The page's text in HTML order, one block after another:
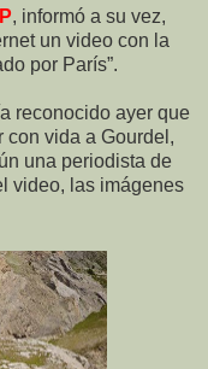
, informó a su vez,
un video con la
por París”.
reconocido ayer que
con vida a Gourdel,
una periodista de
video, las imágenes